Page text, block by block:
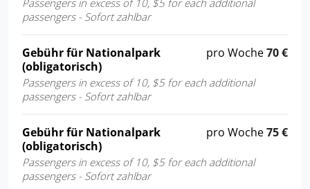
Passengers in excess of 10, $5 for each additional
passengers - Sofort zahlbar
Gebühr für Nationalpark
(obligatorisch)
Passengers in excess of 10, $5 for each additional
passengers - Sofort zahlbar
pro Woche70 €
Gebühr für Nationalpark
(obligatorisch)
Passengers in excess of 10, $5 for each additional
passengers - Sofort zahlbar
pro Woche75 €